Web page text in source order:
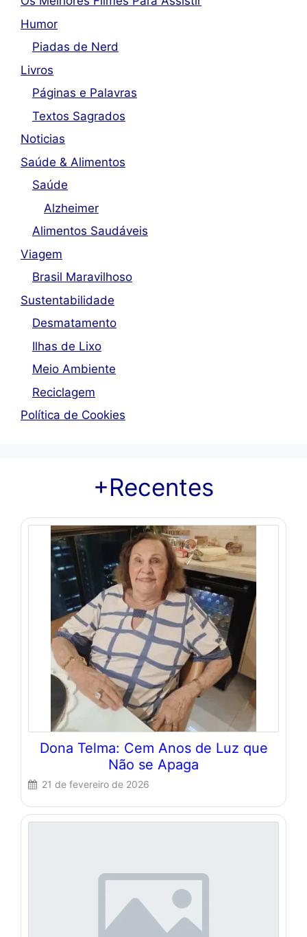
Humor
Piadas de Nerd
Livros
Páginas e Palavras
Textos Sagrados
Noticias
Saúde & Alimentos
Saúde
Alzheimer
Alimentos Saudáveis
Viagem
Brasil Maravilhoso
Sustentabilidade
Desmatamento
Ilhas de Lixo
Meio Ambiente
Reciclagem
Política de Cookies
+Recentes
Dona Telma: Cem Anos de Luz que
Não se Apaga
21 de fevereiro de 2026